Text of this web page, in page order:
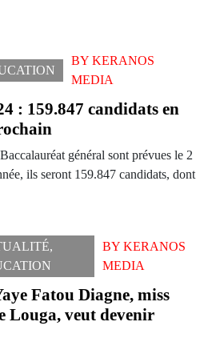
BY KERANOS
MEDIA
: 159.847 candidats en
général sont prévues le 2
ils seront 159.847 candidats, dont
,
BYKERANOS
MEDIA
Fatou Diagne, miss
Louga, veut devenir